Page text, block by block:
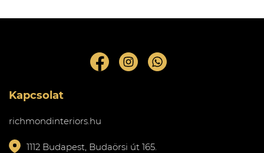
Kapcsolat
richmondinteriors.hu
1112 Budapest, Budaörsi út 165.